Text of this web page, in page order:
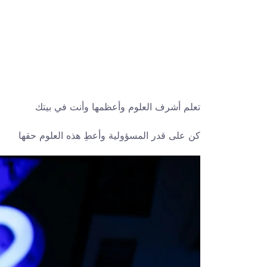
تعلم أشرف العلوم وأعظمها وأنت في بيتك
كن على قدر المسؤولية وأعطِ هذه العلوم حقها